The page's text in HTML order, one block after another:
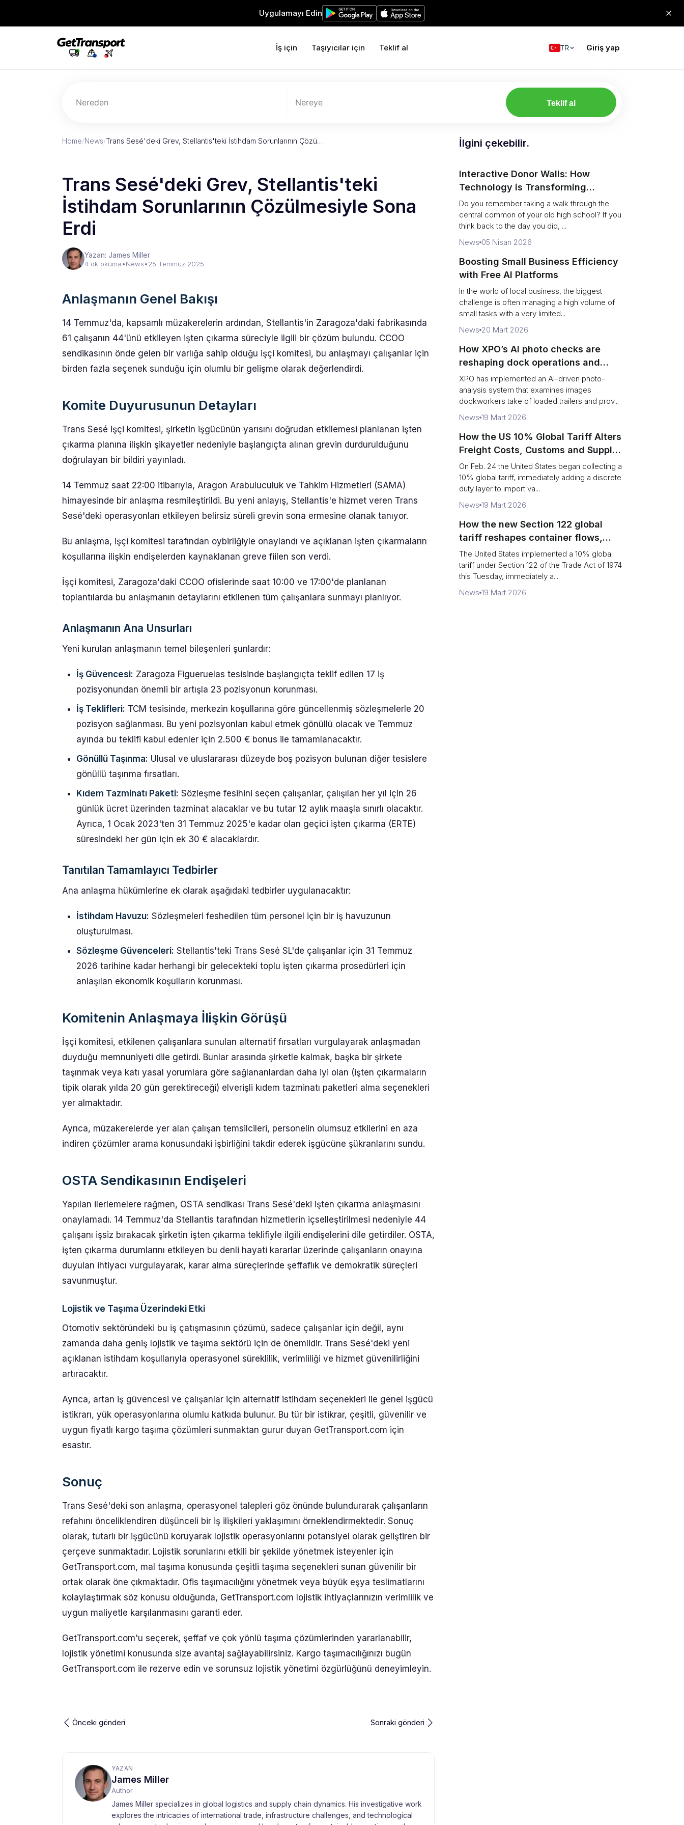
Uygulamayı Edin
İş için Taşıyıcılar için Teklif al TR Giriş yap
Nereden Nereye Teklif al
Home/News/Trans Sesé'deki Grev, Stellantis'teki İstihdam Sorunlarının Çözü…
Trans Sesé'deki Grev, Stellantis'teki
İstihdam Sorunlarının Çözülmesiyle Sona
Erdi
Yazan: James Miller
4 dk okuma•News•25 Temmuz 2025
Anlaşmanın Genel Bakışı
14 Temmuz'da, kapsamlı müzakerelerin ardından, Stellantis'in Zaragoza'daki fabrikasında
61 çalışanın 44'ünü etkileyen işten çıkarma süreciyle ilgili bir çözüm bulundu. CCOO
sendikasının önde gelen bir varlığa sahip olduğu işçi komitesi, bu anlaşmayı çalışanlar için
birden fazla seçenek sunduğu için olumlu bir gelişme olarak değerlendirdi.
Komite Duyurusunun Detayları
Trans Sesé işçi komitesi, şirketin işgücünün yarısını doğrudan etkilemesi planlanan işten
çıkarma planına ilişkin şikayetler nedeniyle başlangıçta alınan grevin durdurulduğunu
doğrulayan bir bildiri yayınladı.
14 Temmuz saat 22:00 itibarıyla, Aragon Arabuluculuk ve Tahkim Hizmetleri (SAMA)
himayesinde bir anlaşma resmileştirildi. Bu yeni anlayış, Stellantis'e hizmet veren Trans
Sesé'deki operasyonları etkileyen belirsiz süreli grevin sona ermesine olanak tanıyor.
Bu anlaşma, işçi komitesi tarafından oybirliğiyle onaylandı ve açıklanan işten çıkarmaların
koşullarına ilişkin endişelerden kaynaklanan greve fiilen son verdi.
İşçi komitesi, Zaragoza'daki CCOO ofislerinde saat 10:00 ve 17:00'de planlanan
toplantılarda bu anlaşmanın detaylarını etkilenen tüm çalışanlara sunmayı planlıyor.
Anlaşmanın Ana Unsurları
Yeni kurulan anlaşmanın temel bileşenleri şunlardır:
İş Güvencesi: Zaragoza Figueruelas tesisinde başlangıçta teklif edilen 17 iş
pozisyonundan önemli bir artışla 23 pozisyonun korunması.
İş Teklifleri: TCM tesisinde, merkezin koşullarına göre güncellenmiş sözleşmelerle 20
pozisyon sağlanması. Bu yeni pozisyonları kabul etmek gönüllü olacak ve Temmuz
ayında bu teklifi kabul edenler için 2.500 € bonus ile tamamlanacaktır.
Gönüllü Taşınma: Ulusal ve uluslararası düzeyde boş pozisyon bulunan diğer tesislere
gönüllü taşınma fırsatları.
Kıdem Tazminatı Paketi: Sözleşme fesihini seçen çalışanlar, çalışılan her yıl için 26
günlük ücret üzerinden tazminat alacaklar ve bu tutar 12 aylık maaşla sınırlı olacaktır.
Ayrıca, 1 Ocak 2023'ten 31 Temmuz 2025'e kadar olan geçici işten çıkarma (ERTE)
süresindeki her gün için ek 30 € alacaklardır.
Tanıtılan Tamamlayıcı Tedbirler
Ana anlaşma hükümlerine ek olarak aşağıdaki tedbirler uygulanacaktır:
İstihdam Havuzu: Sözleşmeleri feshedilen tüm personel için bir iş havuzunun
oluşturulması.
Sözleşme Güvenceleri: Stellantis'teki Trans Sesé SL'de çalışanlar için 31 Temmuz
2026 tarihine kadar herhangi bir gelecekteki toplu işten çıkarma prosedürleri için
anlaşılan ekonomik koşulların korunması.
Komitenin Anlaşmaya İlişkin Görüşü
İşçi komitesi, etkilenen çalışanlara sunulan alternatif fırsatları vurgulayarak anlaşmadan
duyduğu memnuniyeti dile getirdi. Bunlar arasında şirketle kalmak, başka bir şirkete
taşınmak veya katı yasal yorumlara göre sağlananlardan daha iyi olan (işten çıkarmaların
tipik olarak yılda 20 gün gerektireceği) elverişli kıdem tazminatı paketleri alma seçenekleri
yer almaktadır.
Ayrıca, müzakerelerde yer alan çalışan temsilcileri, personelin olumsuz etkilerini en aza
indiren çözümler arama konusundaki işbirliğini takdir ederek işgücüne şükranlarını sundu.
OSTA Sendikasının Endişeleri
Yapılan ilerlemelere rağmen, OSTA sendikası Trans Sesé'deki işten çıkarma anlaşmasını
onaylamadı. 14 Temmuz'da Stellantis tarafından hizmetlerin içselleştirilmesi nedeniyle 44
çalışanı işsiz bırakacak şirketin işten çıkarma teklifiyle ilgili endişelerini dile getirdiler. OSTA,
işten çıkarma durumlarını etkileyen bu denli hayati kararlar üzerinde çalışanların onayına
duyulan ihtiyacı vurgulayarak, karar alma süreçlerinde şeffaflık ve demokratik süreçleri
savunmuştur.
Lojistik ve Taşıma Üzerindeki Etki
Otomotiv sektöründeki bu iş çatışmasının çözümü, sadece çalışanlar için değil, aynı
zamanda daha geniş lojistik ve taşıma sektörü için de önemlidir. Trans Sesé'deki yeni
açıklanan istihdam koşullarıyla operasyonel süreklilik, verimliliği ve hizmet güvenilirliğini
artıracaktır.
Ayrıca, artan iş güvencesi ve çalışanlar için alternatif istihdam seçenekleri ile genel işgücü
istikrarı, yük operasyonlarına olumlu katkıda bulunur. Bu tür bir istikrar, çeşitli, güvenilir ve
uygun fiyatlı kargo taşıma çözümleri sunmaktan gurur duyan GetTransport.com için
esastır.
Sonuç
Trans Sesé'deki son anlaşma, operasyonel talepleri göz önünde bulundurarak çalışanların
refahını önceliklendiren düşünceli bir iş ilişkileri yaklaşımını örneklendirmektedir. Sonuç
olarak, tutarlı bir işgücünü koruyarak lojistik operasyonlarını potansiyel olarak geliştiren bir
çerçeve sunmaktadır. Lojistik sorunlarını etkili bir şekilde yönetmek isteyenler için
GetTransport.com, mal taşıma konusunda çeşitli taşıma seçenekleri sunan güvenilir bir
ortak olarak öne çıkmaktadır. Ofis taşımacılığını yönetmek veya büyük eşya teslimatlarını
kolaylaştırmak söz konusu olduğunda, GetTransport.com lojistik ihtiyaçlarınızın verimlilik ve
uygun maliyetle karşılanmasını garanti eder.
GetTransport.com'u seçerek, şeffaf ve çok yönlü taşıma çözümlerinden yararlanabilir,
lojistik yönetimi konusunda size avantaj sağlayabilirsiniz. Kargo taşımacılığınızı bugün
GetTransport.com ile rezerve edin ve sorunsuz lojistik yönetimi özgürlüğünü deneyimleyin.
Önceki gönderi Sonraki gönderi
YAZAN
James Miller
Author
James Miller specializes in global logistics and supply chain dynamics. His investigative work
explores the intricacies of international trade, infrastructure challenges, and technological
İlgini çekebilir.
Interactive Donor Walls: How
Technology is Transforming
Campus Philanthropy
Do you remember taking a walk through the
central common of your old high school? If you
think back to the day you did, ...
News 05 Nisan 2026
Boosting Small Business Efficiency
with Free AI Platforms
In the world of local business, the biggest
challenge is often managing a high volume of
small tasks with a very limited...
News 20 Mart 2026
How XPO’s AI photo checks are
reshaping dock operations and
service response
XPO has implemented an AI-driven photo-
analysis system that examines images
dockworkers take of loaded trailers and prov...
News 19 Mart 2026
How the US 10% Global Tariff Alters
Freight Costs, Customs and Supply
Chains
On Feb. 24 the United States began collecting a
10% global tariff, immediately adding a discrete
duty layer to import va...
News 19 Mart 2026
How the new Section 122 global
tariff reshapes container flows,
airfreight and importer planning
The United States implemented a 10% global
tariff under Section 122 of the Trade Act of 1974
this Tuesday, immediately a...
News 19 Mart 2026